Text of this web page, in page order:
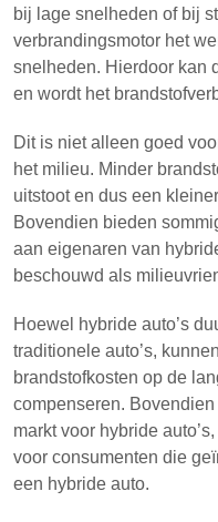
bij lage snelheden of bij
verbrandingsmotor het
snelheden. Hierdoor kan
en wordt het
Dit is niet alleen goed
het milieu. Minder
uitstoot en dus een
Bovendien bieden
aan eigenaren van
beschouwd als
Hoewel hybride auto’s
traditionele auto’s,
brandstofkosten op de
compenseren.
markt voor hybride
voor consumenten die
een hybride auto.